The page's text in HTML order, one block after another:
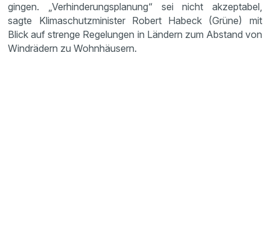
gingen. „Verhinderungsplanung“ sei nicht akzeptabel,
sagte Klimaschutzminister Robert Habeck (Grüne) mit
Blick auf strenge Regelungen in Ländern zum Abstand von
Windrädern zu Wohnhäusern.